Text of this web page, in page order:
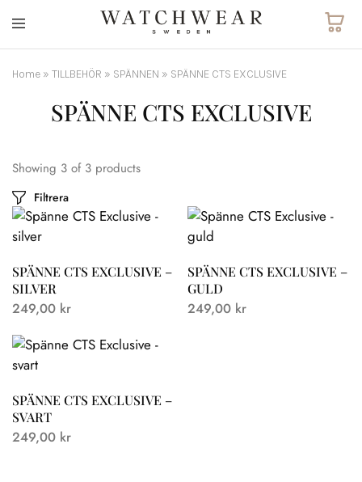
straps
and
other
accessories
Home » TILLBEHÖR » SPÄNNEN » SPÄNNE CTS EXCLUSIVE
SPÄNNE CTS EXCLUSIVE
Showing 3 of 3 products
Filtrera
SPÄNNE CTS EXCLUSIVE –
SILVER
249,00 kr
SPÄNNE CTS EXCLUSIVE –
GULD
249,00 kr
SPÄNNE CTS EXCLUSIVE –
SVART
249,00 kr